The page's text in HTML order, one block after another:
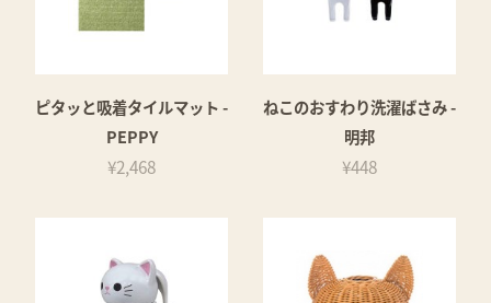
ピタッと吸着タイルマット -
PEPPY
¥2,468
ねこのおすわり洗濯ばさみ -
明邦
¥448